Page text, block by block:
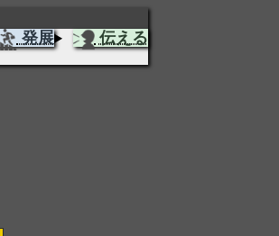
発展 伝える